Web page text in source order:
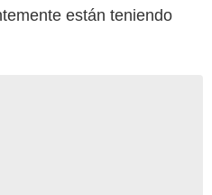
están teniendo